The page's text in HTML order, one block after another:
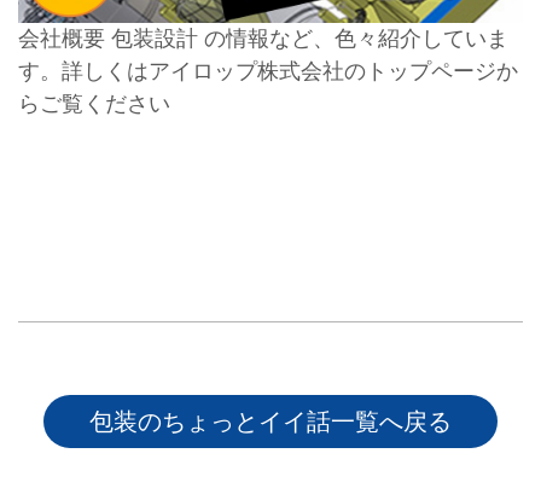
会社概要 包装設計 の情報など、色々紹介していま
す。詳しくはアイロップ株式会社のトップページか
らご覧ください
包装のちょっとイイ話一覧へ戻る